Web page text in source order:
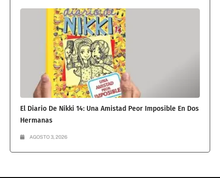
El Diario De Nikki 14: Una Amistad Peor Imposible En Dos
Hermanas
AGOSTO 3, 2026